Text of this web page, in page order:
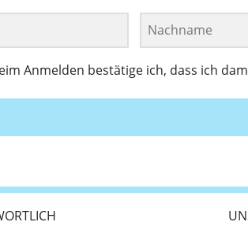
Anmelden bestätige ich, dass ich